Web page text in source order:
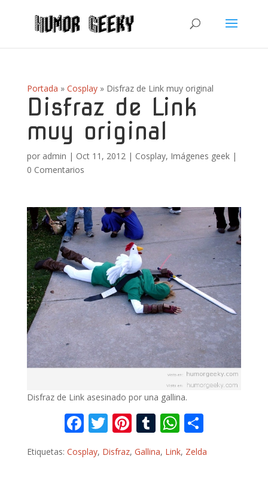
Portada » Cosplay» Disfraz de Link muy original
Disfraz de Link
muy original
por admin | Oct 11, 2012| Cosplay, Imágenes geek|
0 Comentarios
Disfraz de Link asesinado por una gallina.
F
ac
e
T
w
itt
Pi
nt
er
T
u
m
W
h
at m
Etiquetas: Cosplay, Disfraz, Gallina, Link, Zelda